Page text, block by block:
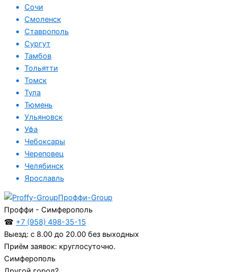
Сочи
Смоленск
Ставрополь
Сургут
Тамбов
Тольятти
Томск
Тула
Тюмень
Ульяновск
Уфа
Чебоксары
Череповец
Челябинск
Ярославль
Проффи-Group
Проффи - Симферополь
☎ +7 (958) 498-35-15
Выезд: с 8.00 до 20.00 без выходных
Приём заявок: круглосуточно.
Симферополь